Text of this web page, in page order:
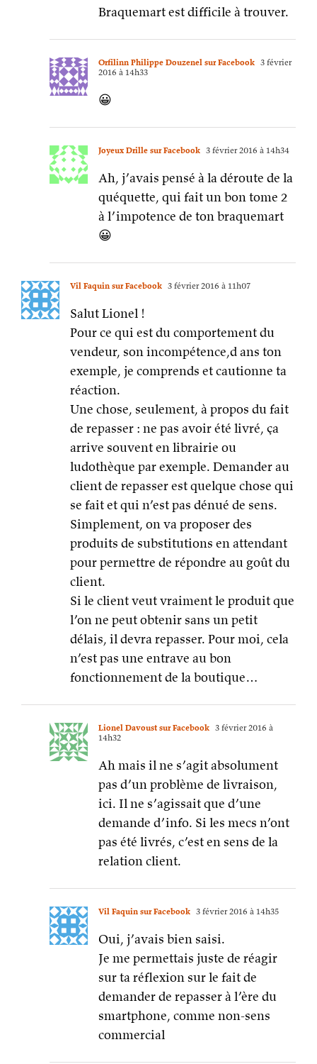
Braquemart est difficile à trouver.
Orfilinn Philippe Douzenel sur Facebook 3 février
2016 à 14h33
😀
Joyeux Drille sur Facebook 3 février 2016 à 14h34
Ah, j’avais pensé à la déroute de la
quéquette, qui fait un bon tome 2
à l’impotence de ton braquemart
😀
Vil Faquin sur Facebook 3 février 2016 à 11h07
Salut Lionel !
Pour ce qui est du comportement du
vendeur, son incompétence,d ans ton
exemple, je comprends et cautionne ta
réaction.
Une chose, seulement, à propos du fait
de repasser : ne pas avoir été livré, ça
arrive souvent en librairie ou
ludothèque par exemple. Demander au
client de repasser est quelque chose qui
se fait et qui n’est pas dénué de sens.
Simplement, on va proposer des
produits de substitutions en attendant
pour permettre de répondre au goût du
client.
Si le client veut vraiment le produit que
l’on ne peut obtenir sans un petit
délais, il devra repasser. Pour moi, cela
n’est pas une entrave au bon
fonctionnement de la boutique…
Lionel Davoust sur Facebook 3 février 2016 à
14h32
Ah mais il ne s’agit absolument
pas d’un problème de livraison,
ici. Il ne s’agissait que d’une
demande d’info. Si les mecs n’ont
pas été livrés, c’est en sens de la
relation client.
Vil Faquin sur Facebook 3 février 2016 à 14h35
Oui, j’avais bien saisi.
Je me permettais juste de réagir
sur ta réflexion sur le fait de
demander de repasser à l’ère du
smartphone, comme non-sens
commercial